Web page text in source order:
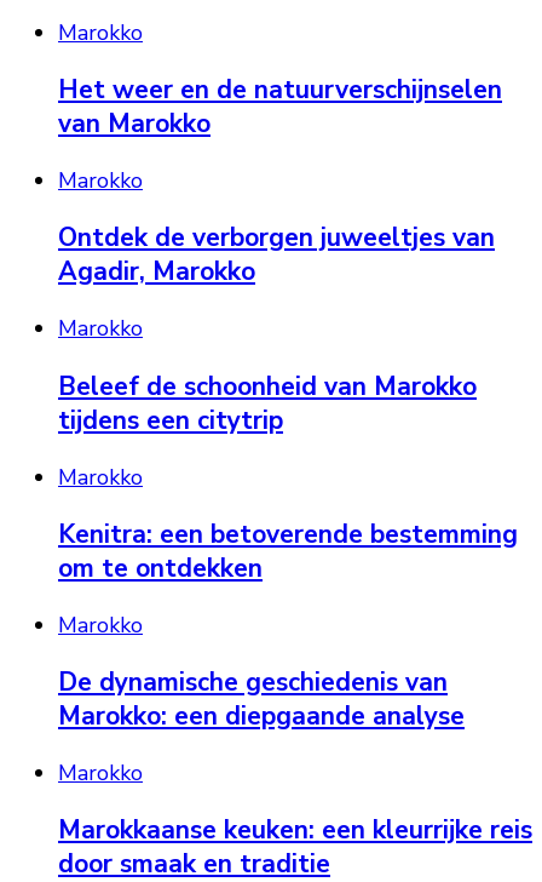
Marokko
Het weer en de natuurverschijnselen
van Marokko
Marokko
Ontdek de verborgen juweeltjes van
Agadir, Marokko
Marokko
Beleef de schoonheid van Marokko
tijdens een citytrip
Marokko
Kenitra: een betoverende bestemming
om te ontdekken
Marokko
De dynamische geschiedenis van
Marokko: een diepgaande analyse
Marokko
Marokkaanse keuken: een kleurrijke reis
door smaak en traditie